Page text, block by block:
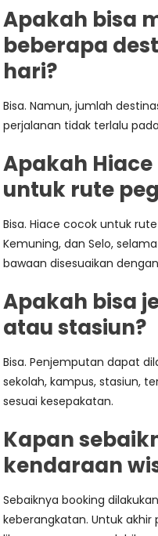
Apakah bisa
beberapa
hari?
Bisa. Namun, jumlah
perjalanan tidak terlalu
Apakah
untuk rute
Bisa. Hiace cocok untuk
Kemuning, dan Selo,
bawaan disesuaikan
Apakah bisa
atau stasiun?
Bisa. Penjemputan dapat
sekolah, kampus, stasiun,
sesuai kesepakatan.
Kapan
kendaraan
Sebaiknya booking
keberangkatan. Untuk